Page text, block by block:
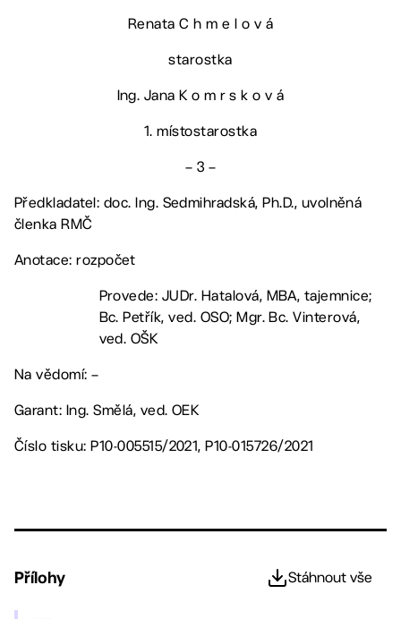
Renata C h m e l o v á
starostka
Ing. Jana K o m r s k o v á
1. místostarostka
– 3 –
Předkladatel: doc. Ing. Sedmihradská, Ph.D., uvolněná
členka RMČ
Anotace: rozpočet
Provede: JUDr. Hatalová, MBA, tajemnice;
Bc. Petřík, ved. OSO; Mgr. Bc. Vinterová,
ved. OŠK
Na vědomí: –
Garant: Ing. Smělá, ved. OEK
Číslo tisku: P10-005515/2021, P10-015726/2021
Přílohy Stáhnout vše